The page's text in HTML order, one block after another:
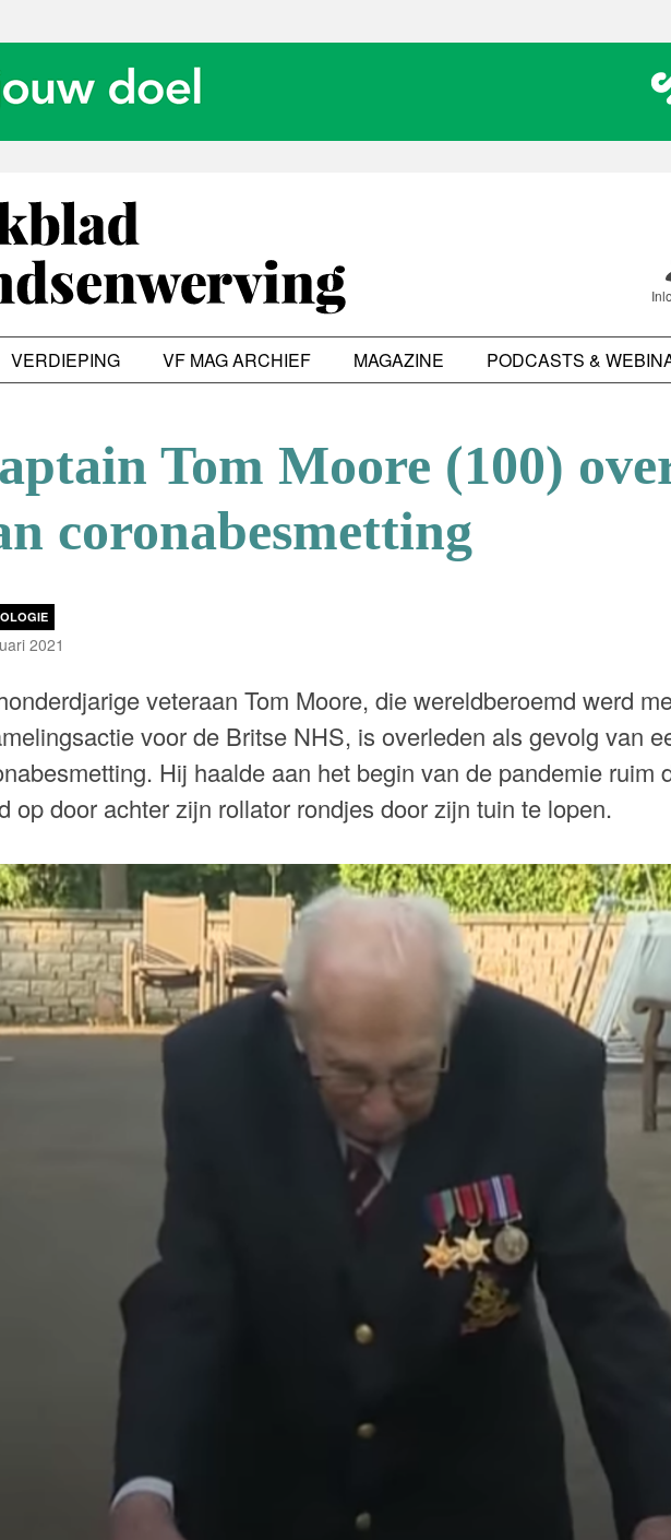
VERDIEPING VF MAG ARCHIEF MAGAZINE PODCASTS &
Tom Moore (100)
coronabesmetting
2021
veteraan Tom Moore, die wereldberoemd werd
voor de Britse NHS, is overleden als gevolg van
Hij haalde aan het begin van de pandemie ruim
op door achter zijn rollator rondjes door zijn tuin te lopen.